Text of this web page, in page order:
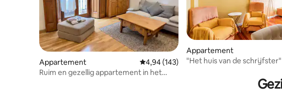
Appartement Gemiddelde beoordeling van 4,94 uit 5,
4,94 (143)
Ruim en gezellig appartement in het
Appartement
"Het huis van de